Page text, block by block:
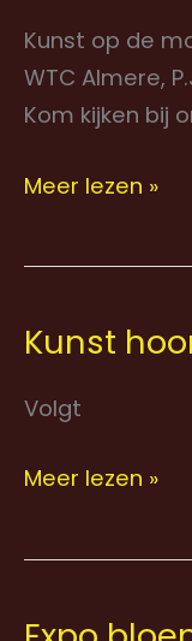
Kunst op de
WTC Almere,
Kom kijken bij
Meer lezen »
Kunst
Volgt
Kunst
in
Meer lezen »
Expo